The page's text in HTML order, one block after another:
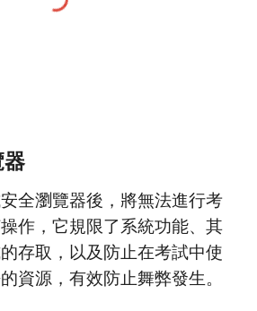
器
全瀏覽器後，將無法進行考
作，它規限了系統功能、其
存取，以及防止在考試中使
資源，有效防止舞弊發生。